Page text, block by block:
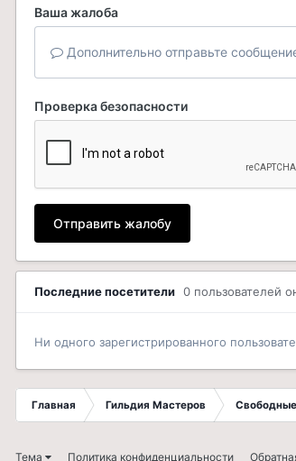
Ваша жалоба
Дополнительно отправьте
Проверка безопасности
Отправить жалобу
Последние посетители 0 пользователей
Ни одного зарегистрированного
Главная Гильдия Мастеров
Тема Политика конфиденциальности